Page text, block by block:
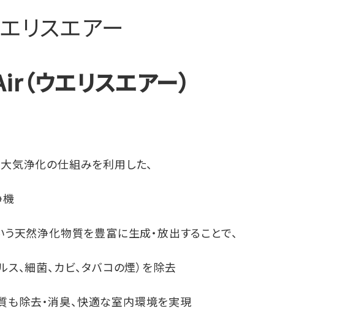
リスエアー
ウエリスエアー）
気浄化の仕組みを利用した、
機
う天然浄化物質を豊富に生成・放出することで、
、細菌、カビ、タバコの煙）を除去
除去・消臭、快適な室内環境を実現